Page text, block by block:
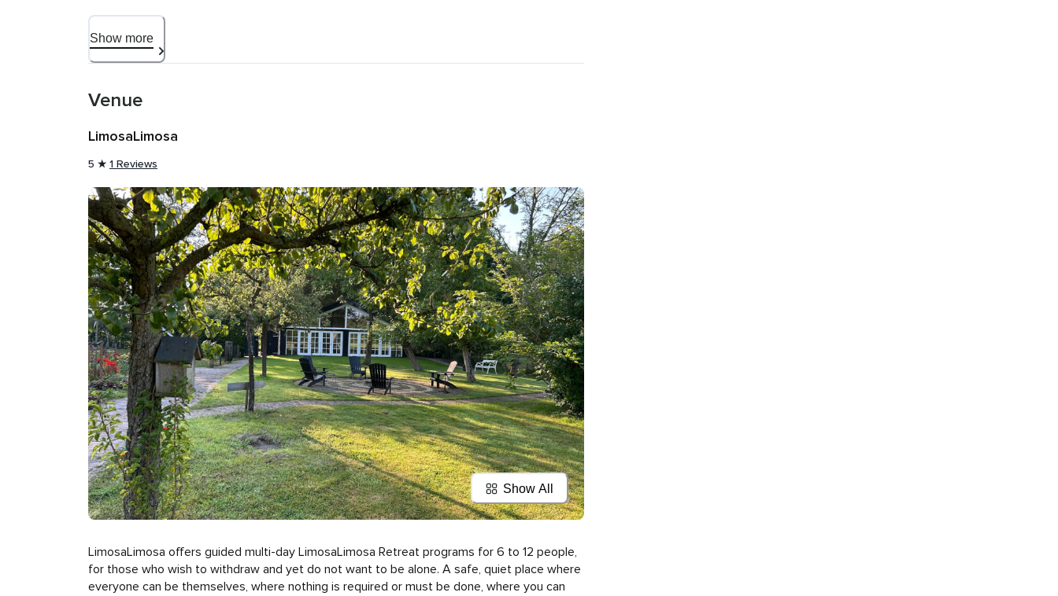
looking to immerse themselves in the quiet beauty of the Netherlands and enjoy a slower
pace of life.
Show more
Venue
LimosaLimosa
5 ★ 1 Reviews
Show All
LimosaLimosa offers guided multi-day LimosaLimosa Retreat programs for 6 to 12 people,
for those who wish to withdraw and yet do not want to be alone. A safe, quiet place where
everyone can be themselves, where nothing is required or must be done, where you can